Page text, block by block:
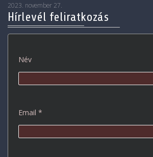
2023. november 27.
Hírlevél feliratkozás
Név
Email *